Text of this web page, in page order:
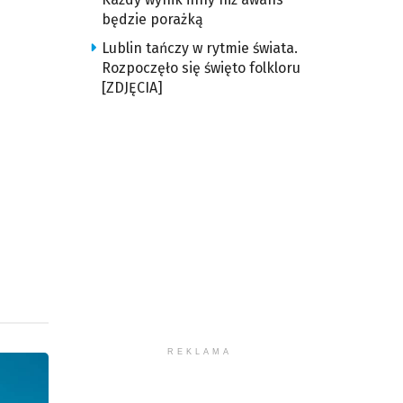
będzie porażką
Lublin tańczy w rytmie świata.
Rozpoczęło się święto folkloru
[ZDJĘCIA]
REKLAMA